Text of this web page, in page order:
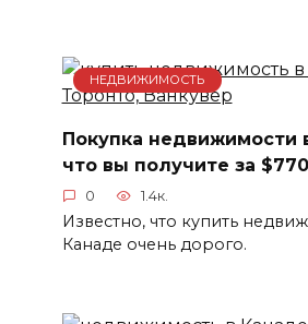
НЕДВИЖИМОСТЬ
Покупка недвижимости
что вы получите за
0 1.4к.
Известно, что купить
Канаде очень дорого.